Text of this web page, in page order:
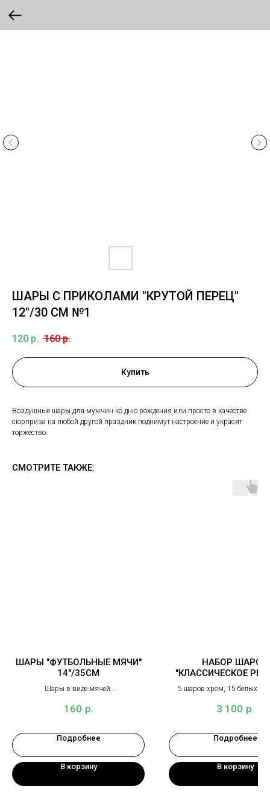
ШАРЫ С ПРИКОЛАМИ "КРУТОЙ ПЕРЕЦ"
12"/30 СМ №1
120 р. 160 р.
Купить
Воздушные шары для мужчин ко дню рождения или просто в качестве
сюрприза на любой другой праздник поднимут настроение и украсят
торжество.
СМОТРИТЕ ТАКЖЕ:
ШАРЫ "ФУТБОЛЬНЫЕ МЯЧИ"
14"/35СМ
Шары в виде мячей
160 р.
Подробнее
В корзину
НАБОР ШАРОВ
"КЛАССИЧЕСКОЕ
20ШТ
5 шаров хром, 15 белых и
3 100 р.
Подробнее
В корзину